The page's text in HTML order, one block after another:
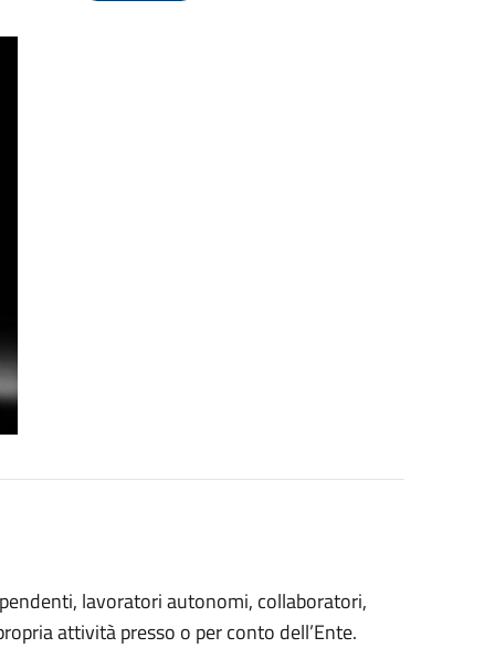
lavoratori autonomi, collaboratori,
attività presso o per conto dell’Ente.